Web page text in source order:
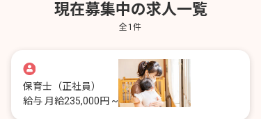
現在募集中の求人一覧
全 1件
保育士 （正社員）
給与 月給235,000円 ~